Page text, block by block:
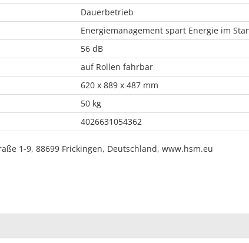
Dauerbetrieb
Energiemanagement spart Energie im
56 dB
auf Rollen fahrbar
620 x 889 x 487 mm
50 kg
4026631054362
1-9, 88699 Frickingen, Deutschland, www.hsm.eu